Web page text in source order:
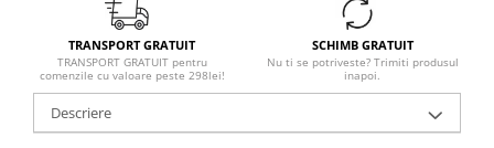
TRANSPORT GRATUIT
TRANSPORT GRATUIT pentru
comenzile cu valoare peste 298lei!
SCHIMB GRATUIT
Nu ti se potriveste? Trimiti produsul
inapoi.
Descriere